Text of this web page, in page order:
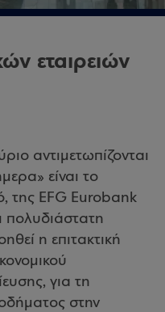
εταιρειών
αντιμετωπίζονται
είναι το
της EFG Eurobank
η επιτακτική
για τη
στην